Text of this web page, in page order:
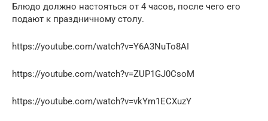
Блюдо должно настояться от 4 часов, после чего его
подают к праздничному столу.
https://youtube.com/watch?v=Y6A3NuTo8AI
https://youtube.com/watch?v=ZUP1GJ0CsoM
https://youtube.com/watch?v=vkYm1ECXuzY